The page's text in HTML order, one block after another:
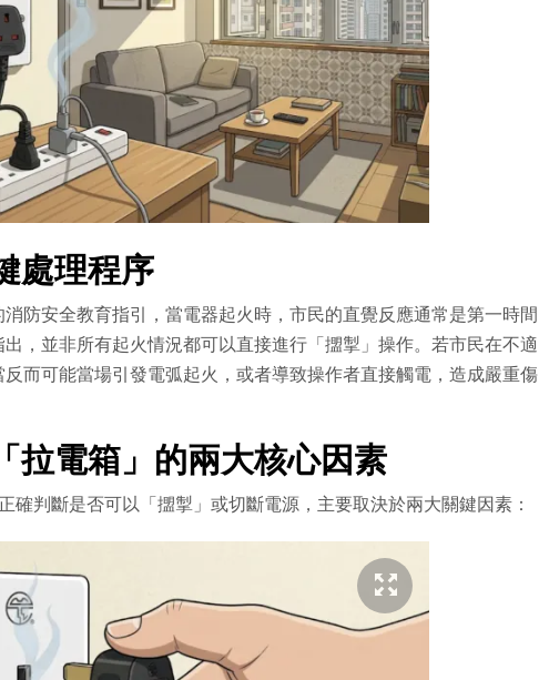
處理程序
防安全教育指引，當電器起火時，市民的直覺反應通常是第一時間
，並非所有起火情況都可以直接進行「擝掣」操作。若市民在不適
而可能當場引發電弧起火，或者導致操作者直接觸電，造成嚴重傷
拉電箱」的兩大核心因素
確判斷是否可以「擝掣」或切斷電源，主要取決於兩大關鍵因素：